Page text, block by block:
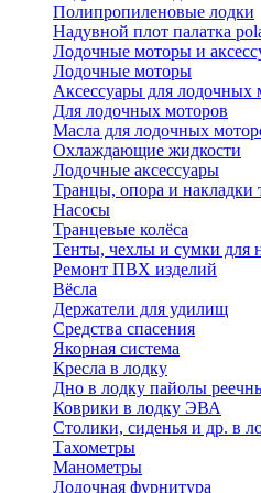
Полипропиленовые лодки
Надувной плот палатка
Лодочные моторы и
Лодочные моторы
Аксессуары для лодочных
Для лодочных моторов
Масла для лодочных
Охлаждающие жидкости
Лодочные аксессуары
Транцы, опора и накладки
Насосы
Транцевые колёса
Тенты, чехлы и сумки для
Ремонт ПВХ изделий
Вёсла
Держатели для удилищ
Средства спасения
Якорная система
Кресла в лодку
Дно в лодку пайолы
Коврики в лодку ЭВА
Столики, сиденья и др. в
Тахометры
Манометры
Лодочная фурнитура